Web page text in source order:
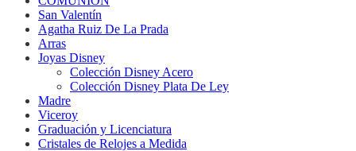
San Valentín
Agatha Ruiz De La Prada
Arras
Joyas Disney
Colección Disney Acero
Colección Disney Plata De Ley
Madre
Viceroy
Graduación y Licenciatura
Cristales de Relojes a Medida